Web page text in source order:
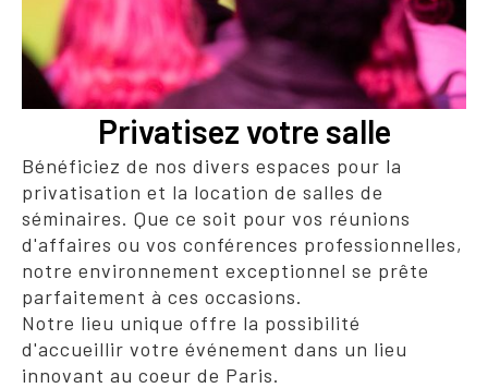
Privatisez votre salle
Bénéficiez de nos divers espaces pour la
privatisation et la location de salles de
séminaires. Que ce soit pour vos réunions
d'affaires ou vos conférences professionnelles,
notre environnement exceptionnel se prête
parfaitement à ces occasions.
Notre lieu unique offre la possibilité
d'accueillir votre événement dans un lieu
innovant au coeur de Paris.